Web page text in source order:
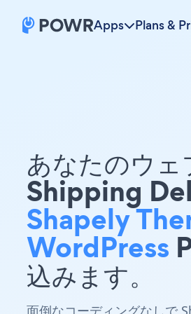
Apps Plans &
あなたのウ
Shipping
Shapely
WordPress
込みます。
面倒なコーディングなしで